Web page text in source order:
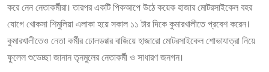
করে নেন নেতাকর্মীরা। তারপর একটি পিকআপে উঠে কয়েক হাজার মোটরসাইকেল বহর
যোগে খোকসা শিমুলিয়া এলাকা হয়ে সকাল ১১ টার দিকে কুমারখালীতে প্রবেশ করেন।
কুমারখালীতেও নেতা কর্মীর ঢোলডগ্গর বাজিয়ে হাজারো মোটরসাইকেল শোভাযাত্রা নিয়ে
ফুলেল শুভেচ্ছা জানান তৃনমুলের নেতাকর্মী ও সাধারণ জনগন।